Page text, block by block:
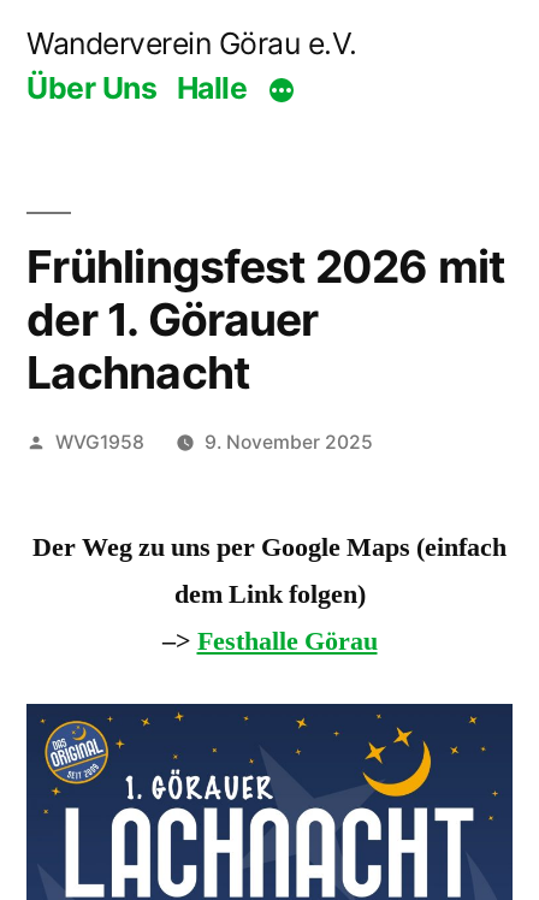
Inhalt
Wanderverein Görau e.V.
Über Uns Halle
Frühlingsfest 2026 mit
der 1. Görauer
Lachnacht
Veröffentlicht
WVG1958 9. November 2025
Der Weg zu uns per Google Maps (einfach
dem Link folgen)
–> Festhalle Görau